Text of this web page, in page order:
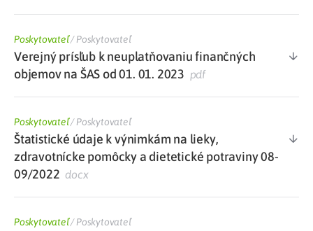
Poskytovateľ/Poskytovateľ
Verejný prísľub k neuplatňovaniu finančných
objemov na ŠAS od 01. 01. 2023 pdf
Poskytovateľ/Poskytovateľ
Štatistické údaje k výnimkám na lieky,
zdravotnícke pomôcky a dietetické potraviny 08-
09/2022 docx
Poskytovateľ/Poskytovateľ